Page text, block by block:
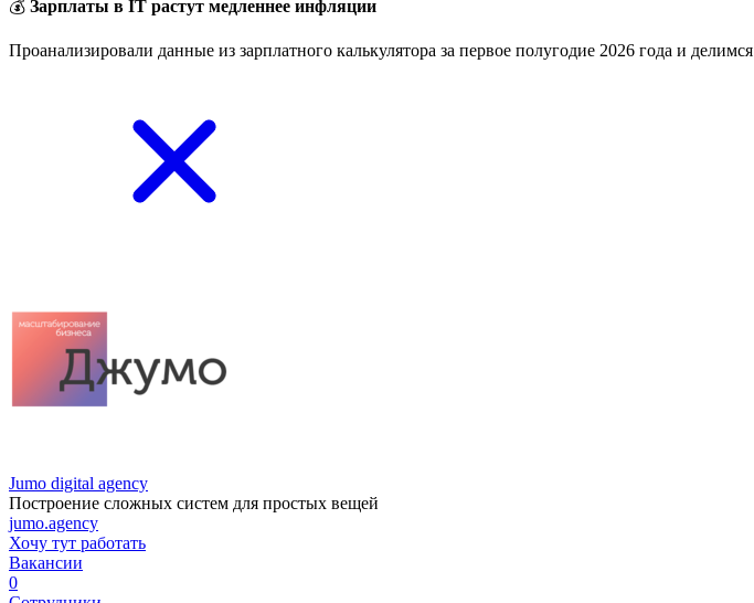
💰 Зарплаты в IT растут медленнее инфляции
Проанализировали данные из зарплатного калькулятора за первое полугодие 2026 года и делимся
Jumo digital agency
Построение сложных систем для простых вещей
jumo.agency
Хочу тут работать
Вакансии
0